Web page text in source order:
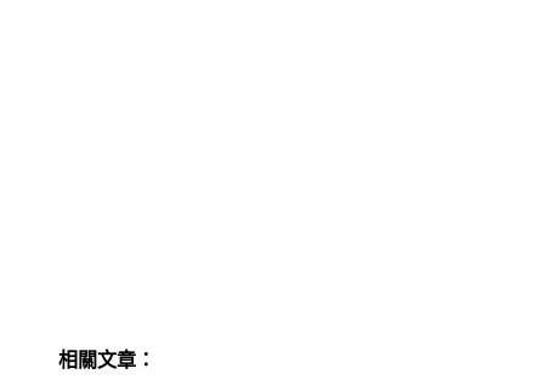
相關文章：